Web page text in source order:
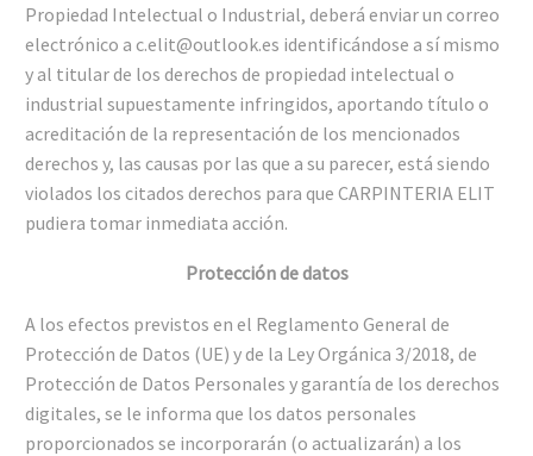
Propiedad Intelectual o Industrial, deberá enviar un correo
electrónico a c.elit@outlook.es identificándose a sí mismo
y al titular de los derechos de propiedad intelectual o
industrial supuestamente infringidos, aportando título o
acreditación de la representación de los mencionados
derechos y, las causas por las que a su parecer, está siendo
violados los citados derechos para que CARPINTERIA ELIT
pudiera tomar inmediata acción.
Protección de datos
A los efectos previstos en el Reglamento General de
Protección de Datos (UE) y de la Ley Orgánica 3/2018, de
Protección de Datos Personales y garantía de los derechos
digitales, se le informa que los datos personales
proporcionados se incorporarán (o actualizarán) a los